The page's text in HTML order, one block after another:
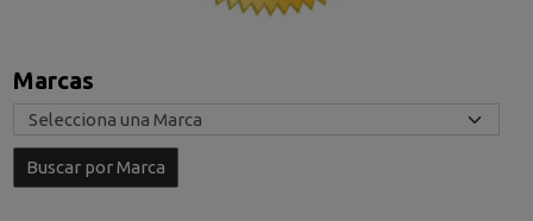
Marcas